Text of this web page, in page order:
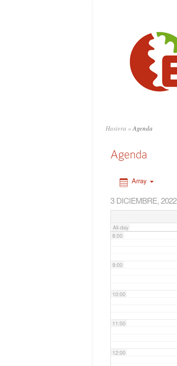
Hasiera »Agenda
Agenda
Array
3 DICIEMBRE, 2022
All-day
6:00
8:00
9:00
10:00
11:00
12:00